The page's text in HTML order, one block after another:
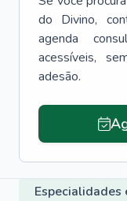
do Divino,
agenda
acessíveis,
adesão.
Especialidades